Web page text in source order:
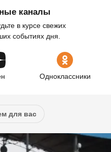
каналы
в курсе свежих
событиях дня.
Одноклассники
для вас